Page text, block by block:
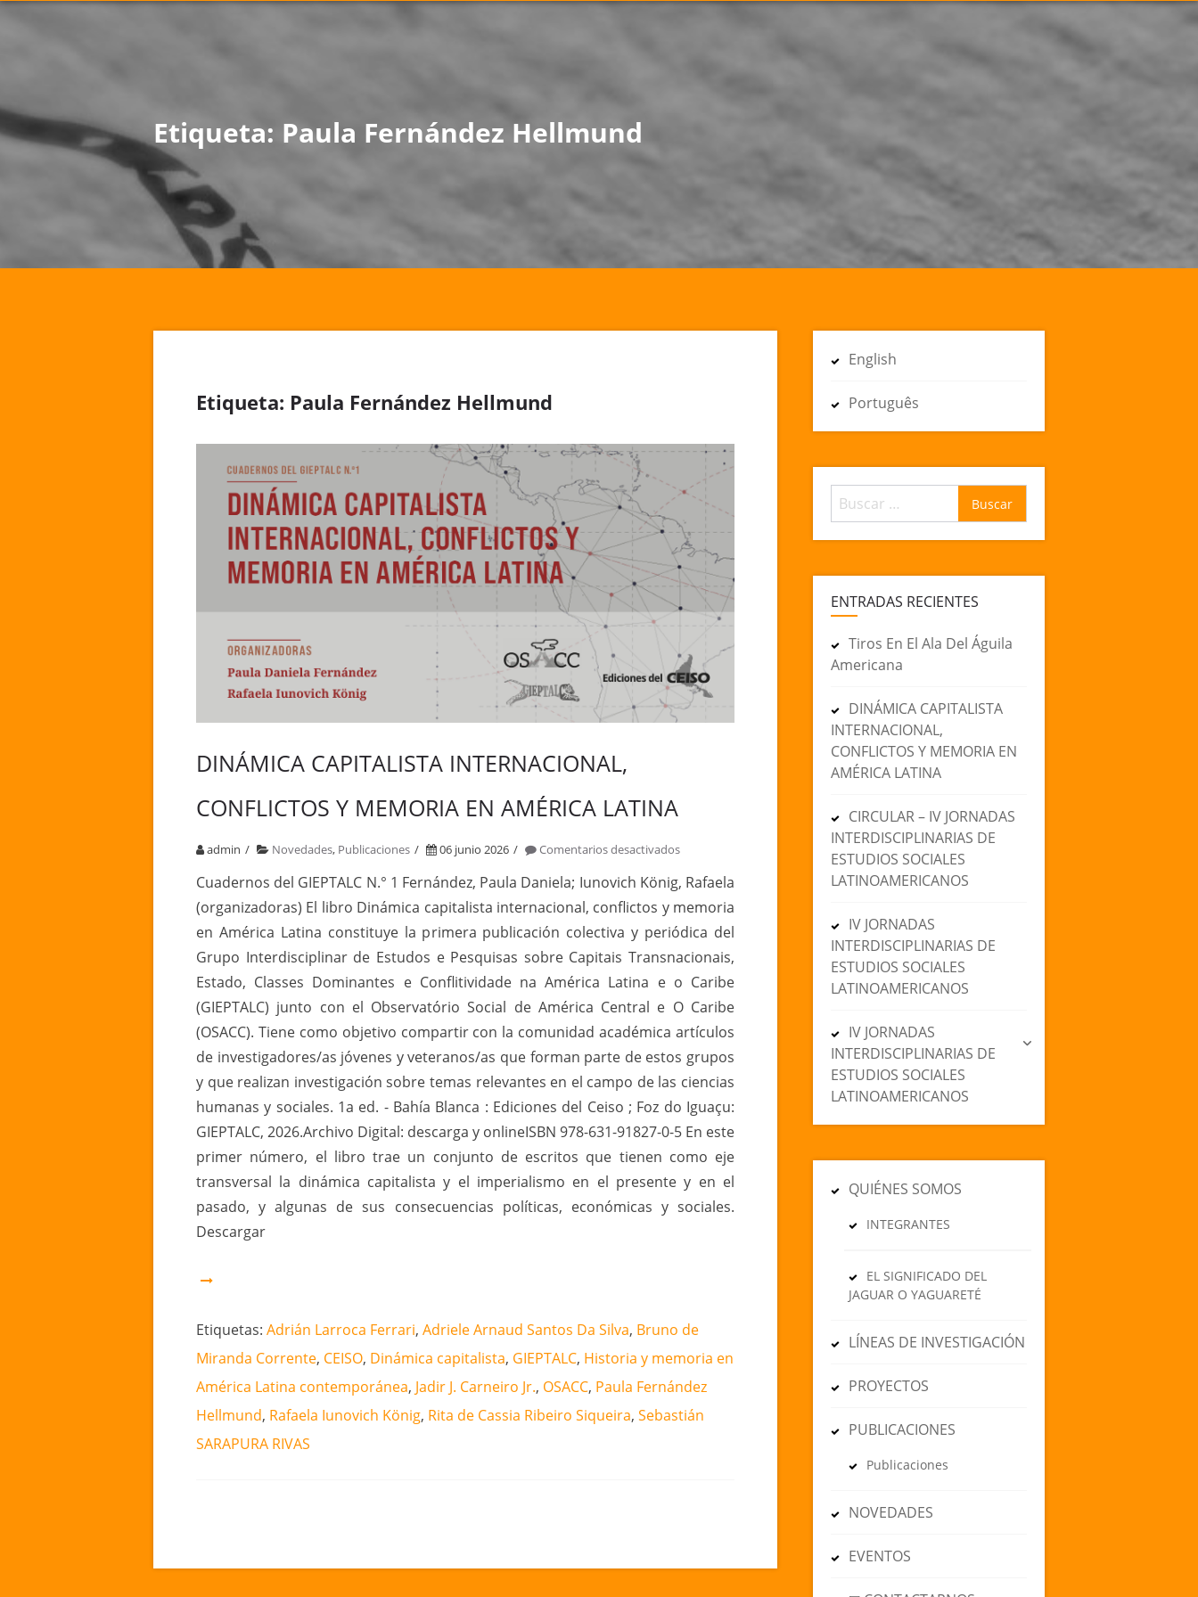
Etiqueta: Paula Fernández Hellmund
Etiqueta: Paula Fernández Hellmund
DINÁMICA CAPITALISTA INTERNACIONAL,
CONFLICTOS Y MEMORIA EN AMÉRICA LATINA
admin Novedades, Publicaciones 06 junio 2026 Comentarios desactivadosen
CAPITALISTA
INTERNACIONAL,
CONFLICTOS
Y
MEMORIA
EN
AMÉRICA
Cuadernos del GIEPTALC N.° 1 Fernández, Paula Daniela; Iunovich König, Rafaela
(organizadoras) El libro Dinámica capitalista internacional, conflictos y memoria
en América Latina constituye la primera publicación colectiva y periódica del
Grupo Interdisciplinar de Estudos e Pesquisas sobre Capitais Transnacionais,
Estado, Classes Dominantes e Conflitividade na América Latina e o Caribe
(GIEPTALC) junto con el Observatório Social de América Central e O Caribe
(OSACC). Tiene como objetivo compartir con la comunidad académica artículos
de investigadores/as jóvenes y veteranos/as que forman parte de estos grupos
y que realizan investigación sobre temas relevantes en el campo de las ciencias
humanas y sociales. 1a ed. - Bahía Blanca : Ediciones del Ceiso ; Foz do Iguaçu:
GIEPTALC, 2026.Archivo Digital: descarga y onlineISBN 978-631-91827-0-5 En este
primer número, el libro trae un conjunto de escritos que tienen como eje
transversal la dinámica capitalista y el imperialismo en el presente y en el
pasado, y algunas de sus consecuencias políticas, económicas y sociales.
Descargar
Etiquetas: Adrián Larroca Ferrari, Adriele Arnaud Santos Da Silva, Bruno de
Miranda Corrente, CEISO, Dinámica capitalista, GIEPTALC, Historia y memoria en
América Latina contemporánea, Jadir J. Carneiro Jr., OSACC, Paula Fernández
Hellmund, Rafaela Iunovich König, Rita de Cassia Ribeiro Siqueira, Sebastián
SARAPURA RIVAS
English
Português
Buscar:
ENTRADAS RECIENTES
Tiros En El Ala Del Águila
Americana
DINÁMICA CAPITALISTA
INTERNACIONAL,
CONFLICTOS Y MEMORIA EN
AMÉRICA LATINA
CIRCULAR – IV JORNADAS
INTERDISCIPLINARIAS DE
ESTUDIOS SOCIALES
LATINOAMERICANOS
IV JORNADAS
INTERDISCIPLINARIAS DE
ESTUDIOS SOCIALES
LATINOAMERICANOS
IV JORNADAS
INTERDISCIPLINARIAS DE
ESTUDIOS SOCIALES
LATINOAMERICANOS
QUIÉNES SOMOS
INTEGRANTES
EL SIGNIFICADO DEL
JAGUAR O YAGUARETÉ
LÍNEAS DE INVESTIGACIÓN
PROYECTOS
PUBLICACIONES
Publicaciones
NOVEDADES
EVENTOS